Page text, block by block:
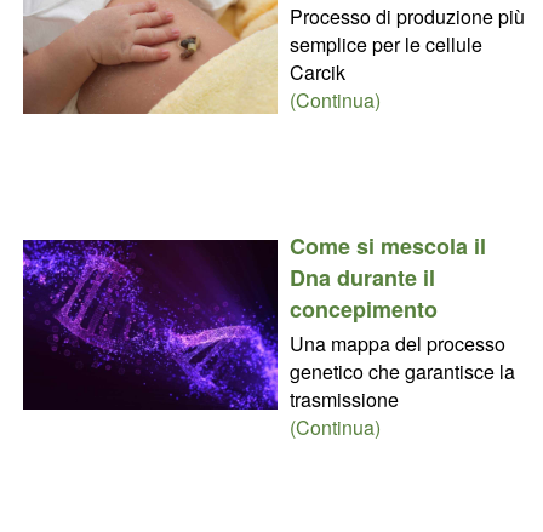
Processo di produzione più
semplice per le cellule
Carcik
(Continua)
Come si mescola il
Dna durante il
concepimento
Una mappa del processo
genetico che garantisce la
trasmissione
(Continua)